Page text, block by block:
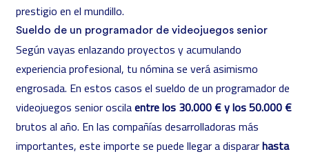
prestigio en el mundillo.
Sueldo de un programador de videojuegos senior
Según vayas enlazando proyectos y acumulando
experiencia profesional, tu nómina se verá asimismo
engrosada. En estos casos el sueldo de un programador de
videojuegos senior oscilaentre los 30.000 € y los 50.000 €
brutos al año. En las compañías desarrolladoras más
importantes, este importe se puede llegar a dispararhasta